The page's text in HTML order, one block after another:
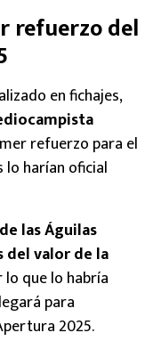
refuerzo del
en fichajes,
refuerzo para el
lo harían oficial
las Águilas
del valor de la
lo que lo habría
para
2025.